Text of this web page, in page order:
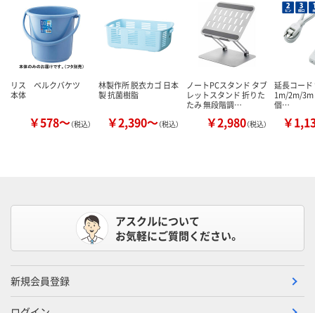
リス ベルクバケツ
本体
￥578～（税込）
林製作所 脱衣カゴ 日本
製 抗菌樹脂
￥2,390～（税込）
ノートPCスタンド タブ
レットスタンド 折りた
たみ 無段階調…
￥2,980（税込）
延長コー
1m/2m/3m
個…
￥
アスクルについて
お気軽にご質問ください。
新規会員登録